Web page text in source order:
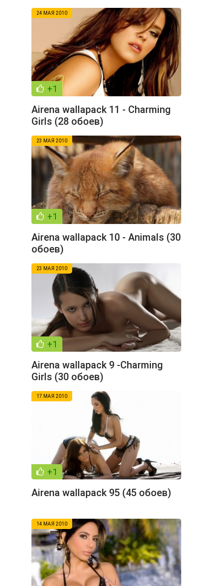
24 МАЯ 2010
+1
Airenа wallаpack 11 - Charming
Girls (28 обоев)
23 МАЯ 2010
+1
Airenа wallаpack 10 - Animals (30
обоев)
23 МАЯ 2010
+1
Airenа wallаpack 9 -Charming
Girls (30 обоев)
17 МАЯ 2010
+1
Airena wallapack 95 (45 обоев)
14 МАЯ 2010